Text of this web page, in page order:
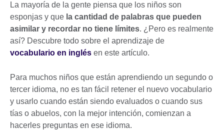
La mayoría de la gente piensa que los niños son
esponjas y que la cantidad de palabras que pueden
asimilar y recordar no tiene límites. ¿Pero es realmente
así? Descubre todo sobre el aprendizaje de
vocabulario en inglés en este artículo.
Para muchos niños que están aprendiendo un segundo o
tercer idioma, no es tan fácil retener el nuevo vocabulario
y usarlo cuando están siendo evaluados o cuando sus
tías o abuelos, con la mejor intención, comienzan a
hacerles preguntas en ese idioma.